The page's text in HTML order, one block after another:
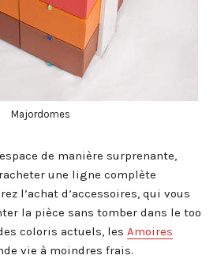
Majordomes
de manière surprenante,
une ligne complète
l’achat d’accessoires, qui vous
la pièce sans tomber dans le too
coloris actuels, les Amoires
vie à moindres frais.